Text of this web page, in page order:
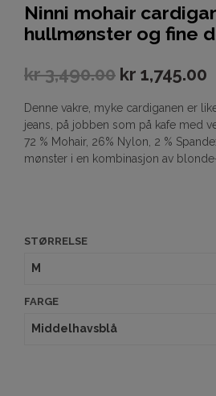
Ninni mohair
hullmønster og fine
kr3,490.00 kr 1,745.00
Denne vakre, myke cardiganen er
jeans, på jobben som på kafe med
72 % Mohair, 26% Nylon, 2 %
mønster i en kombinasjon av
STØRRELSE
FARGE